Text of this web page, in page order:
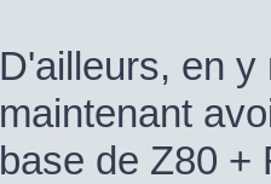
D'ailleurs, en
maintenant
base de Z80 +